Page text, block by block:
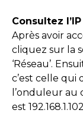
Consultez
Après avoir
cliquez sur la
‘Réseau’.
c’est celle qui
l’onduleur au
est